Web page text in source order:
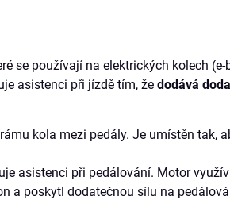
se používají na elektrických kolech (e-
asistenci při jízdě tím, žedodává
kola mezi pedály. Je umístěn tak,
asistenci při pedálování. Motor
a poskytl dodatečnou sílu na